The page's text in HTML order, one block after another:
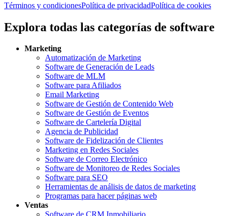
Términos y condicionesPolítica de privacidadPolítica de cookies
Explora todas las categorías de software
Marketing
Automatización de Marketing
Software de Generación de Leads
Software de MLM
Software para Afiliados
Email Marketing
Software de Gestión de Contenido Web
Software de Gestión de Eventos
Software de Cartelería Digital
Agencia de Publicidad
Software de Fidelización de Clientes
Marketing en Redes Sociales
Software de Correo Electrónico
Software de Monitoreo de Redes Sociales
Software para SEO
Herramientas de análisis de datos de marketing
Programas para hacer páginas web
Ventas